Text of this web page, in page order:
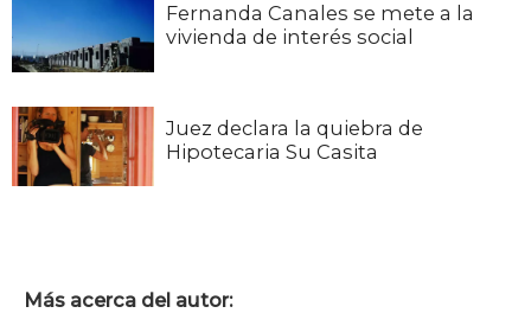
Fernanda Canales se mete a la
vivienda de interés social
Juez declara la quiebra de
Hipotecaria Su Casita
Más acerca del autor: